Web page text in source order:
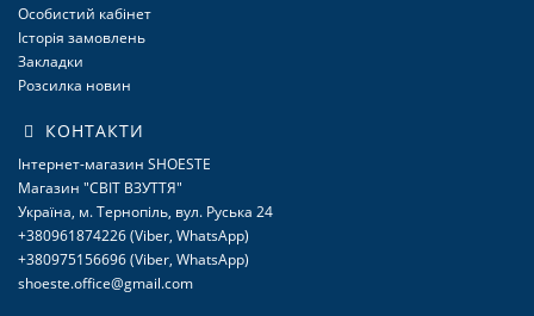
Особистий кабінет
Історія замовлень
Закладки
Розсилка новин
КОНТАКТИ
Інтернет-магазин SHOESTE
Магазин "СВІТ ВЗУТТЯ"
Україна, м. Тернопіль, вул. Руська 24
+380961874226 (Viber, WhatsApp)
+380975156696 (Viber, WhatsApp)
shoeste.office@gmail.com